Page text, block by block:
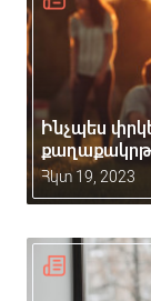
Ինչպես
Հկտ 19, 2023